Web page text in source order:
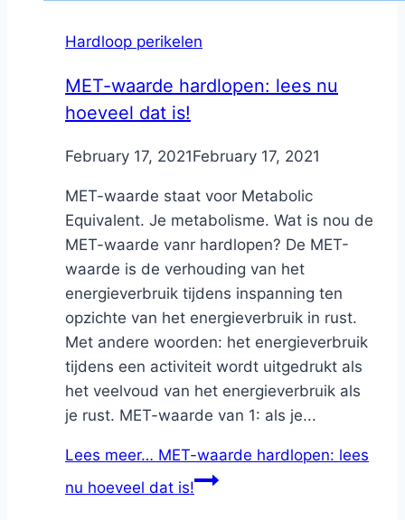
Hardloop perikelen
MET-waarde hardlopen: lees nu
hoeveel dat is!
ByNicole
February 17, 2021February 17, 2021
MET-waarde staat voor Metabolic
Equivalent. Je metabolisme. Wat is nou de
MET-waarde vanr hardlopen? De MET-
waarde is de verhouding van het
energieverbruik tijdens inspanning ten
opzichte van het energieverbruik in rust.
Met andere woorden: het energieverbruik
tijdens een activiteit wordt uitgedrukt als
het veelvoud van het energieverbruik als
je rust. MET-waarde van 1: als je...
Lees meer… MET-waarde hardlopen: lees
nu hoeveel dat is!